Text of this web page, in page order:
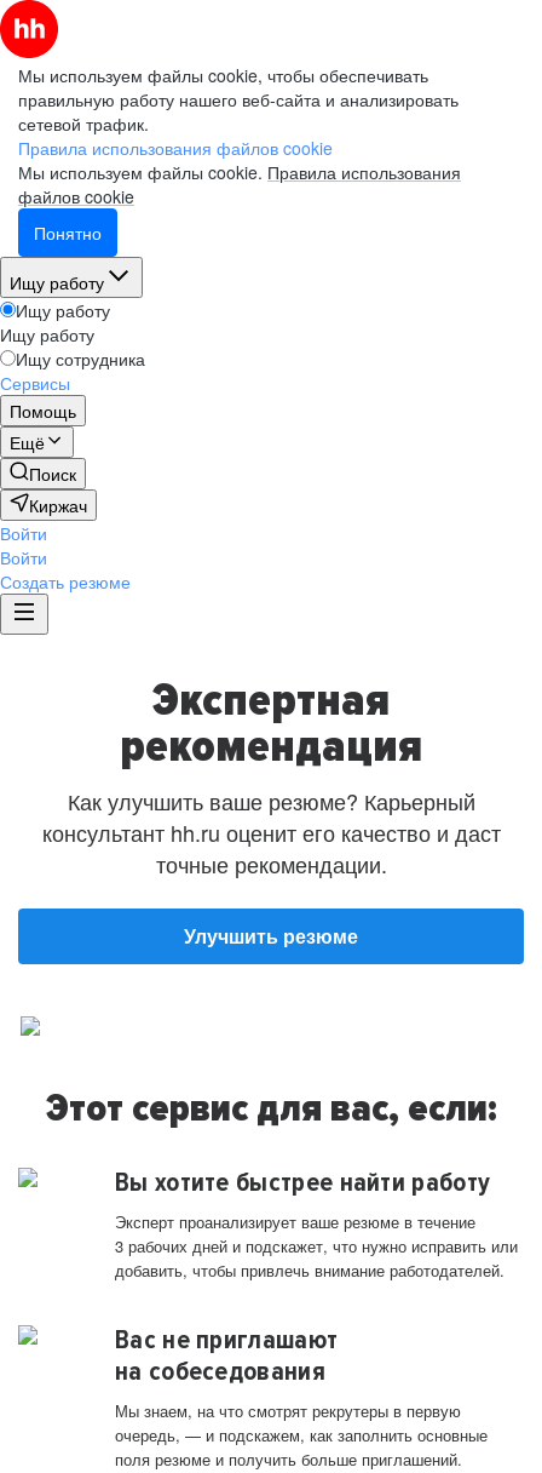
Мы используем файлы cookie, чтобы обеспечивать
правильную работу нашего веб-сайта и анализировать
сетевой трафик.
Правила использования файлов cookie
Мы используем файлы cookie. Правила использования
файлов cookie
Понятно
Ищу работу
Ищу работу
Ищу работу
Ищу сотрудника
Сервисы
Помощь
Ещё
Поиск
Киржач
Войти
Войти
Создать резюме
Экспертная
рекомендация
Как улучшить ваше резюме? Карьерный
консультант hh.ru оценит его качество и даст
точные рекомендации.
Улучшить резюме
Этот сервис для вас, если:
Вы хотите быстрее найти работу
Эксперт проанализирует ваше резюме в течение
3 рабочих дней и подскажет, что нужно исправить или
добавить, чтобы привлечь внимание работодателей.
Вас не приглашают
на собеседования
Мы знаем, на что смотрят рекрутеры в первую
очередь, — и подскажем, как заполнить основные
поля резюме и получить больше приглашений.